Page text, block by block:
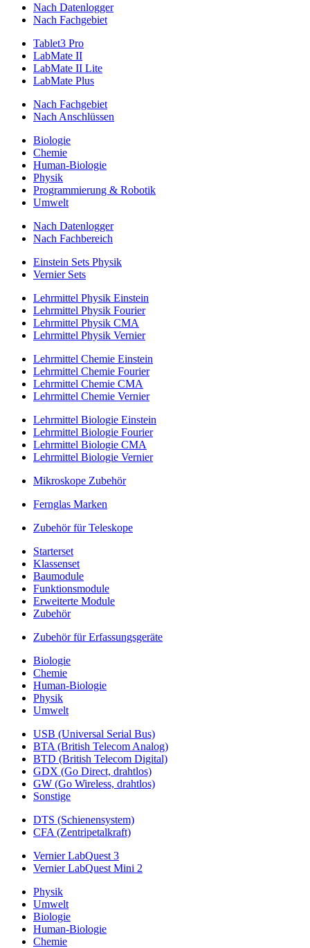
Nach Datenlogger
Nach Fachgebiet
Tablet3 Pro
LabMate II
LabMate II Lite
LabMate Plus
Nach Fachgebiet
Nach Anschlüssen
Biologie
Chemie
Human-Biologie
Physik
Programmierung & Robotik
Umwelt
Nach Datenlogger
Nach Fachbereich
Einstein Sets Physik
Vernier Sets
Lehrmittel Physik Einstein
Lehrmittel Physik Fourier
Lehrmittel Physik CMA
Lehrmittel Physik Vernier
Lehrmittel Chemie Einstein
Lehrmittel Chemie Fourier
Lehrmittel Chemie CMA
Lehrmittel Chemie Vernier
Lehrmittel Biologie Einstein
Lehrmittel Biologie Fourier
Lehrmittel Biologie CMA
Lehrmittel Biologie Vernier
Mikroskope Zubehör
Fernglas Marken
Zubehör für Teleskope
Starterset
Klassenset
Baumodule
Funktionsmodule
Erweiterte Module
Zubehör
Zubehör für Erfassungsgeräte
Biologie
Chemie
Human-Biologie
Physik
Umwelt
USB (Universal Serial Bus)
BTA (British Telecom Analog)
BTD (British Telecom Digital)
GDX (Go Direct, drahtlos)
GW (Go Wireless, drahtlos)
Sonstige
DTS (Schienensystem)
CFA (Zentripetalkraft)
Vernier LabQuest 3
Vernier LabQuest Mini 2
Physik
Umwelt
Biologie
Human-Biologie
Chemie